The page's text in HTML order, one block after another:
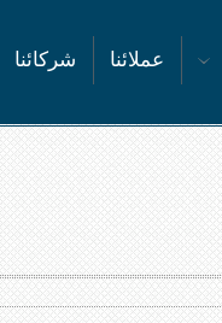
عملائنا شركائنا